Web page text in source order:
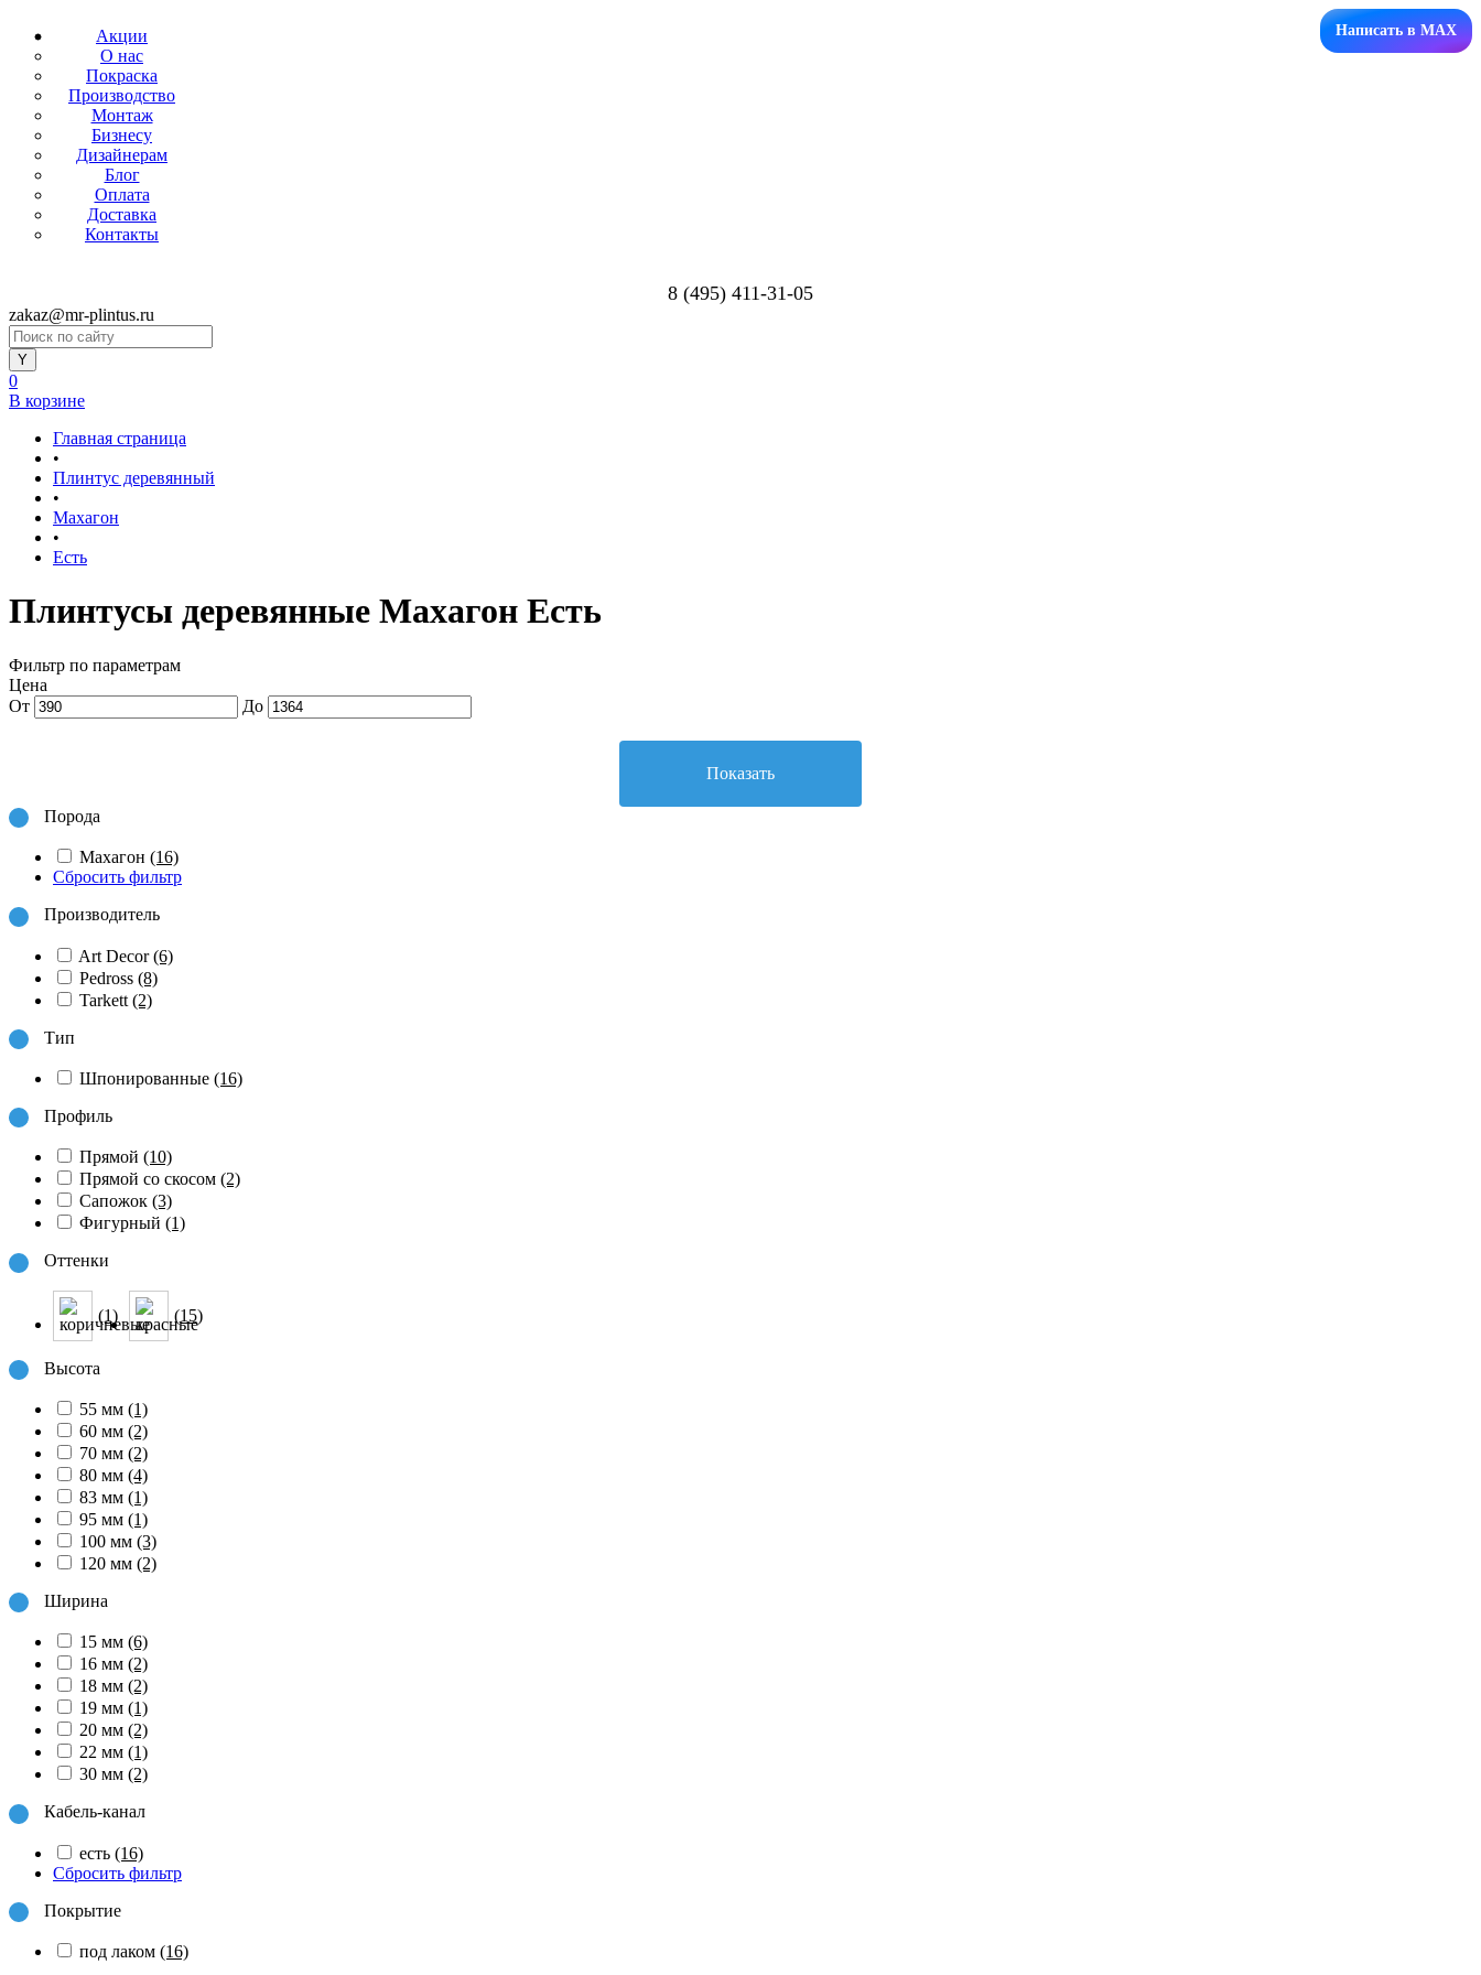
Акции
О нас
Покраска
Производство
Монтаж
Бизнесу
Дизайнерам
Блог
Оплата
Доставка
Контакты
Написать в MAX
8 (495) 411-31-05
zakaz@mr-plintus.ru
0
В корзине
Главная страница
•
Плинтус деревянный
•
Махагон
•
Есть
Плинтусы деревянные Махагон Есть
Фильтр по параметрам
Цена
От
До
Показать
Порода
Махагон (16)
Сбросить фильтр
Производитель
Art Decor(6)
Pedross (8)
Tarkett (2)
Тип
Шпонированные (16)
Профиль
Прямой (10)
Прямой со скосом (2)
Сапожок (3)
Фигурный (1)
Оттенки
(1) (15)
Высота
55 мм (1)
60 мм (2)
70 мм (2)
80 мм (4)
83 мм (1)
95 мм (1)
100 мм (3)
120 мм (2)
Ширина
15 мм (6)
16 мм (2)
18 мм (2)
19 мм (1)
20 мм (2)
22 мм (1)
30 мм (2)
Кабель-канал
есть (16)
Сбросить фильтр
Покрытие
под лаком (16)